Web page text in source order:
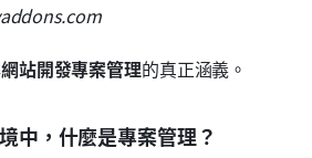
網站開發專案管理的真正涵義。
中，什麼是專案管理？